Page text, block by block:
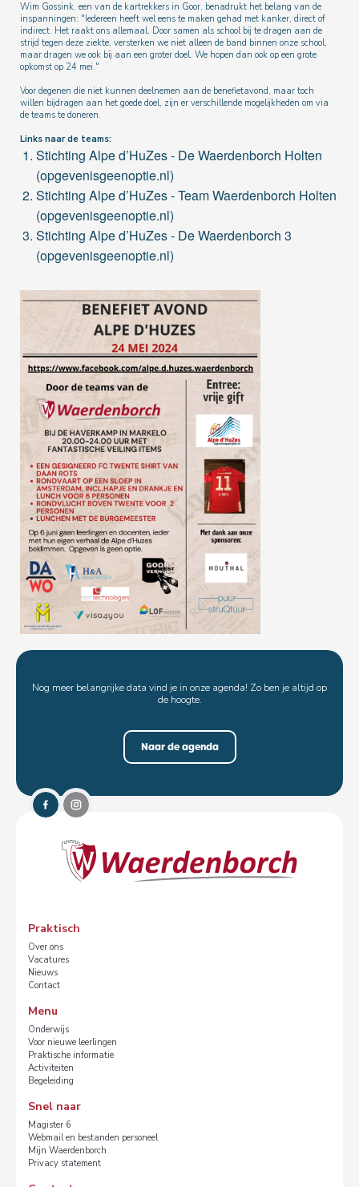
Wim Gossink, een van de kartrekkers in Goor, benadrukt het belang van de
inspanningen: "Iedereen heeft wel eens te maken gehad met kanker, direct of
indirect. Het raakt ons allemaal. Door samen als school bij te dragen aan de
strijd tegen deze ziekte, versterken we niet alleen de band binnen onze school,
maar dragen we ook bij aan een groter doel. We hopen dan ook op een grote
opkomst op 24 mei."
Voor degenen die niet kunnen deelnemen aan de benefietavond, maar toch
willen bijdragen aan het goede doel, zijn er verschillende mogelijkheden om via
de teams te doneren.
Links naar de teams:
Stichting Alpe d’HuZes - De Waerdenborch Holten
(opgevenisgeenoptie.nl)
Stichting Alpe d’HuZes - Team Waerdenborch Holten
(opgevenisgeenoptie.nl)
Stichting Alpe d’HuZes - De Waerdenborch 3
(opgevenisgeenoptie.nl)
Nog meer belangrijke data vind je in onze agenda! Zo ben je altijd op
de hoogte.
Naar de agenda
Praktisch
Over ons
Vacatures
Nieuws
Contact
Menu
Onderwijs
Voor nieuwe leerlingen
Praktische informatie
Activiteiten
Begeleiding
Snel naar
Magister 6
Webmail en bestanden personeel
Mijn Waerdenborch
Privacy statement